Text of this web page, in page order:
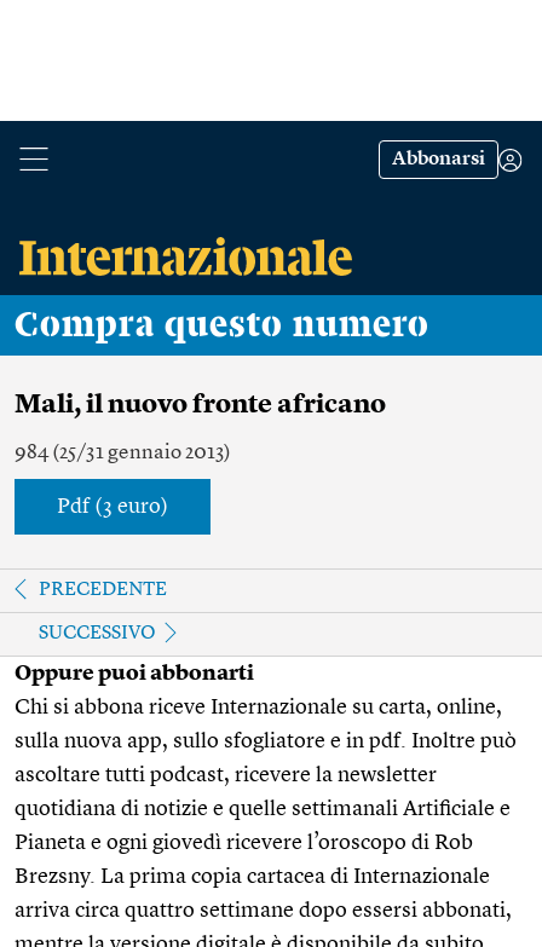
Abbonarsi
Compra questo numero
Mali, il nuovo fronte africano
984 (25/31 gennaio 2013)
Pdf (3 euro)
PRECEDENTE
SUCCESSIVO
Oppure puoi abbonarti
Chi si abbona riceve Internazionale su carta, online,
sulla nuova app, sullo sfogliatore e in pdf. Inoltre può
ascoltare tutti podcast, ricevere la newsletter
quotidiana di notizie e quelle settimanali Artificiale e
Pianeta e ogni giovedì ricevere l’oroscopo di Rob
Brezsny. La prima copia cartacea di Internazionale
arriva circa quattro settimane dopo essersi abbonati,